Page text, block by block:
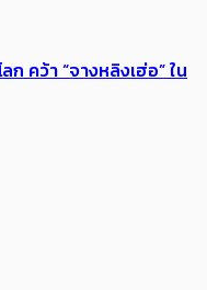
คว้า “จางหลิงเฮ่อ” ใน